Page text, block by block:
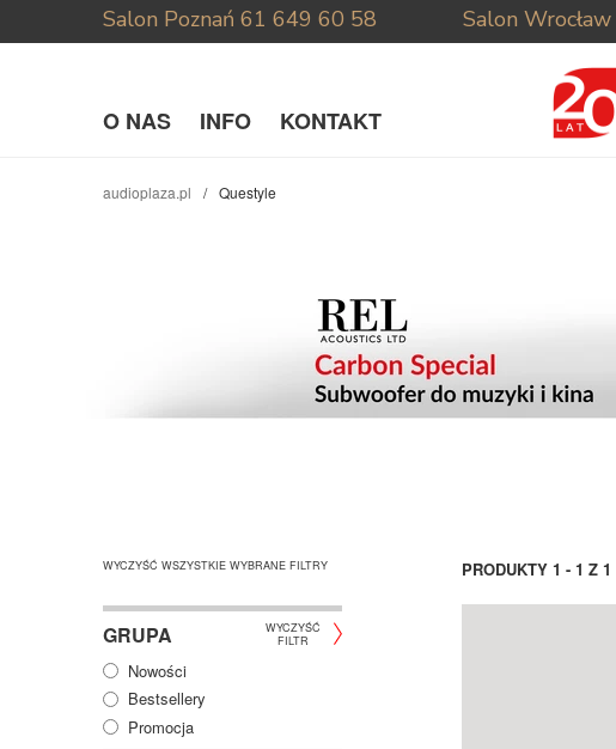
Salon Poznań 61 649 60 58 Salon Wrocław
O NAS INFO KONTAKT
audioplaza.pl Questyle
WYCZYŚĆ WSZYSTKIE WYBRANE FILTRY
GRUPA
WYCZYŚĆ
FILTR
Nowości
Bestsellery
Promocja
PRODUKTY 1 - 1 Z 1